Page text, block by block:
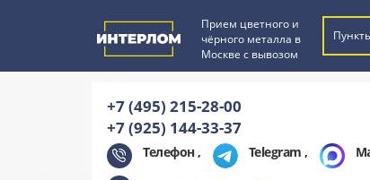
Прием цветного и
чёрного металла в
Москве с вывозом
+7 (495) 215-28-00
+7 (925) 144-33-37
Телефон , Telegram ,